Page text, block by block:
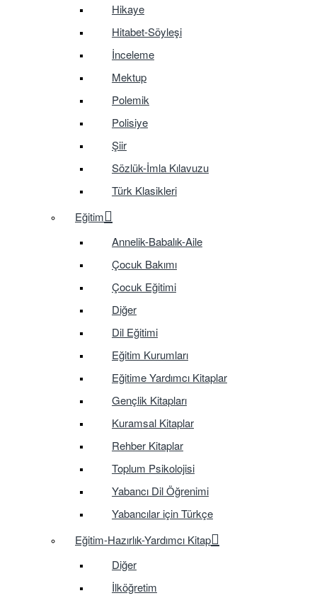
Hikaye
Hitabet-Söyleşi
İnceleme
Mektup
Polemik
Polisiye
Şiir
Sözlük-İmla Kılavuzu
Türk Klasikleri
Eğitim
Annelik-Babalık-Aile
Çocuk Bakımı
Çocuk Eğitimi
Diğer
Dil Eğitimi
Eğitim Kurumları
Eğitime Yardımcı Kitaplar
Gençlik Kitapları
Kuramsal Kitaplar
Rehber Kitaplar
Toplum Psikolojisi
Yabancı Dil Öğrenimi
Yabancılar için Türkçe
Eğitim-Hazırlık-Yardımcı Kitap
Diğer
İlköğretim